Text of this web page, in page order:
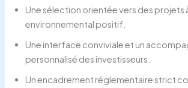
Une sélection orientée vers des projets
environnemental positif.
Une interface conviviale et un
personnalisé des investisseurs.
Un encadrement réglementaire strict